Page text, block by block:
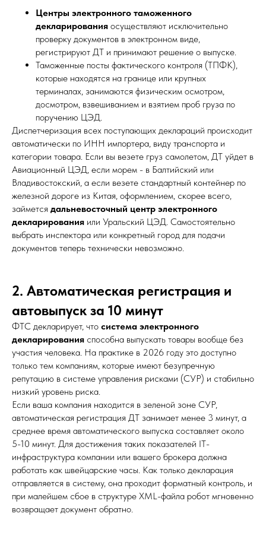
Центры электронного таможенного
декларирования осуществляют исключительно
проверку документов в электронном виде,
регистрируют ДТ и принимают решение о выпуске.
Таможенные посты фактического контроля (ТПФК),
которые находятся на границе или крупных
терминалах, занимаются физическим осмотром,
досмотром, взвешиванием и взятием проб груза по
поручению ЦЭД.
Диспетчеризация всех поступающих деклараций происходит
автоматически по ИНН импортера, виду транспорта и
категории товара. Если вы везете груз самолетом, ДТ уйдет в
Авиационный ЦЭД, если морем - в Балтийский или
Владивостокский, а если везете стандартный контейнер по
железной дороге из Китая, оформлением, скорее всего,
займется дальневосточный центр электронного
декларирования или Уральский ЦЭД. Самостоятельно
выбрать инспектора или конкретный город для подачи
документов теперь технически невозможно.
2. Автоматическая регистрация и
автовыпуск за 10 минут
ФТС декларирует, что система электронного
декларирования способна выпускать товары вообще без
участия человека. На практике в 2026 году это доступно
только тем компаниям, которые имеют безупречную
репутацию в системе управления рисками (СУР) и стабильно
низкий уровень риска.
Если ваша компания находится в зеленой зоне СУР,
автоматическая регистрация ДТ занимает менее 3 минут, а
среднее время автоматического выпуска составляет около
5-10 минут. Для достижения таких показателей IT-
инфраструктура компании или вашего брокера должна
работать как швейцарские часы. Как только декларация
отправляется в систему, она проходит форматный контроль, и
при малейшем сбое в структуре XML-файла робот мгновенно
возвращает документ обратно.